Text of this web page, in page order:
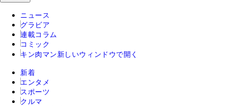
ニュース
グラビア
連載コラム
コミック
キン肉マン 新しいウィンドウで開く
新着
エンタメ
スポーツ
クルマ